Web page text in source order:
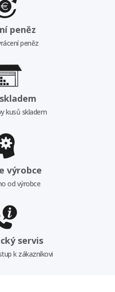
peněz
peněz
kusů skladem
výrobce
od výrobce
servis
k zákazníkovi